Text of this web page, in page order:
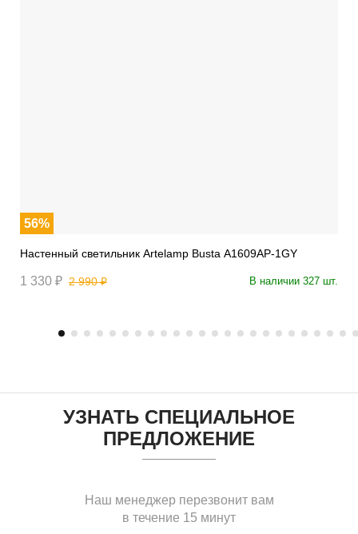
56%
Настенный светильник Artelamp Busta A1609AP-1GY
1 330 ₽ В наличии 327 шт.
2 990 ₽
УЗНАТЬ СПЕЦИАЛЬНОЕ
ПРЕДЛОЖЕНИЕ
Наш менеджер перезвонит вам
в течение 15 минут